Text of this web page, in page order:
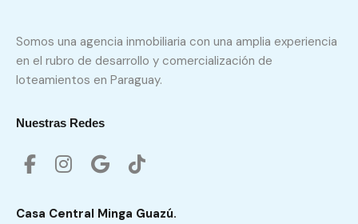
Somos una agencia inmobiliaria con una amplia experiencia
en el rubro de desarrollo y comercialización de
loteamientos en Paraguay.
Nuestras Redes
Casa Central Minga Guazú.